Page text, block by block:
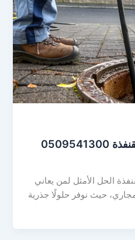
الحل الأمثل لمن يعاني
حيث نوفر حلولًا جذرية